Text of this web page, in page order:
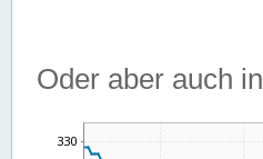
Oder aber auch in